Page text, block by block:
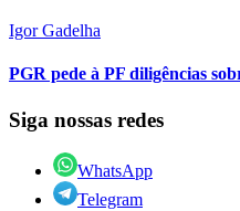
Igor Gadelha
PGR pede à PF diligências
Siga nossas redes
WhatsApp
Telegram